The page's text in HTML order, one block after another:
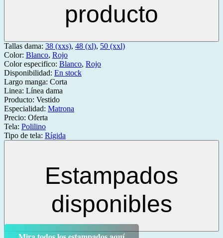
producto
Tallas dama: 38 (xxs), 48 (xl), 50 (xxl)
Color: Blanco, Rojo
Color especifico: Blanco, Rojo
Disponibilidad: En stock
Largo manga: Corta
Linea: Línea dama
Producto: Vestido
Especialidad: Matrona
Precio: Oferta
Tela: Polilino
Tipo de tela: Rígida
Estampados
disponibles